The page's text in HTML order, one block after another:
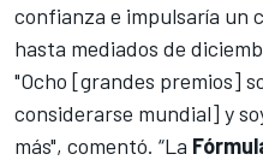
confianza e impulsaría un
hasta mediados de
"Ocho [grandes premios]
considerarse mundial] y
más", comentó. “La